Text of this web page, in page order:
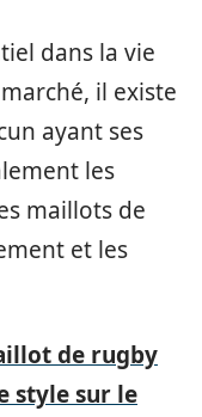
dans la vie
il existe
ayant ses
les
maillots de
et les
de rugby
style sur le